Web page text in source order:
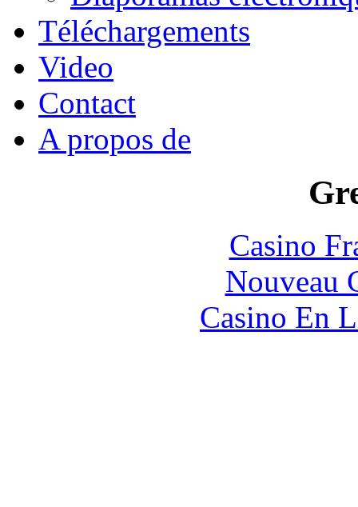
Téléchargements
Video
Contact
A propos de
Casino
Nouveau
Casino En